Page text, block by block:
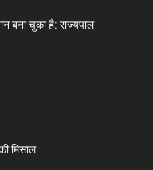
बना चुका है: राज्यपाल
मिसाल